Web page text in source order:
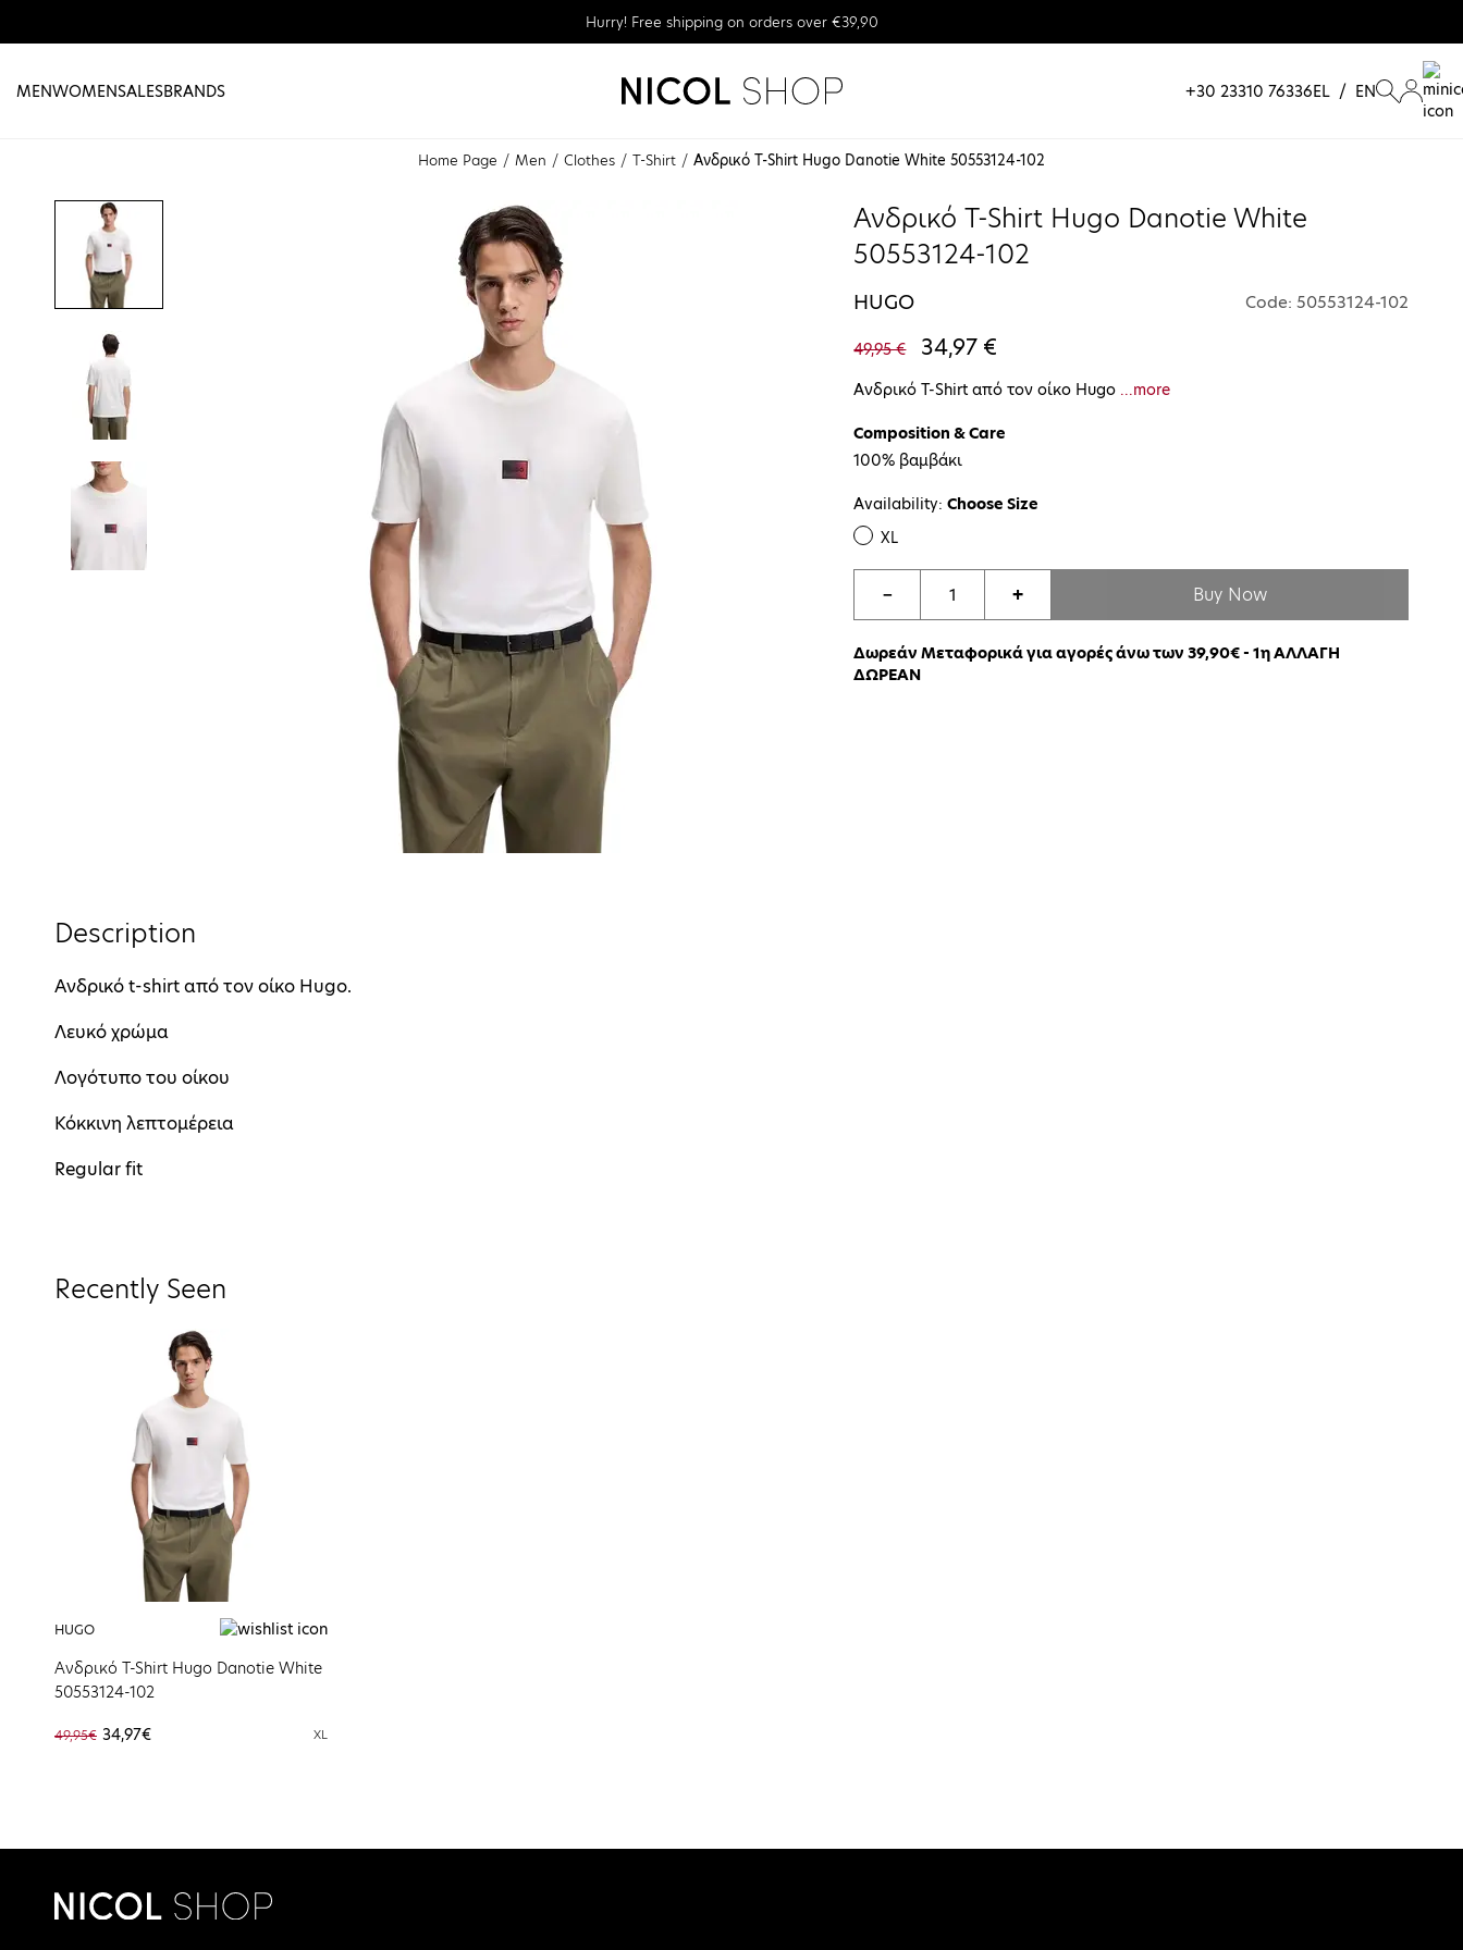
Hurry! Free shipping on orders over €39,90
MENWOMENSALESBRANDS +30 23310 76336EL / EN
Home Page Men Clothes T-Shirt Ανδρικό T-Shirt Hugo Danotie White 50553124-102
Ανδρικό T-Shirt Hugo Danotie White
50553124-102
HUGO Code: 50553124-102
49,95 € 34,97 €
Ανδρικό T-Shirt από τον οίκο Hugo ...more
Composition & Care
100% βαμβάκι
Availability: Choose Size
XL
− + Buy Now
Δωρεάν Μεταφορικά για αγορές άνω των 39,90€ - 1η ΑΛΛΑΓΗ
ΔΩΡΕΑΝ
Description
Ανδρικό t-shirt από τον οίκο Hugo.
Λευκό χρώμα
Λογότυπο του οίκου
Κόκκινη λεπτομέρεια
Regular fit
Recently Seen
HUGO
Ανδρικό T-Shirt Hugo Danotie White
50553124-102
49,95€ 34,97€ XL